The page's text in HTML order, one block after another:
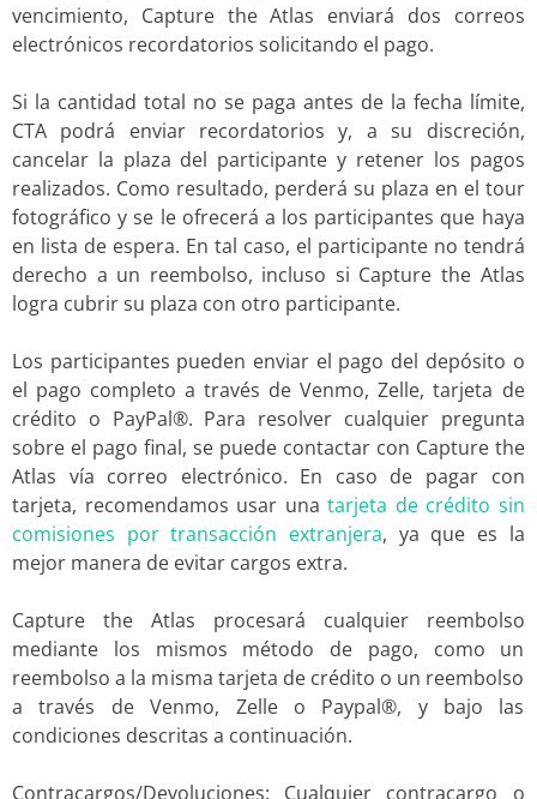
vencimiento, Capture the Atlas enviará dos correos
electrónicos recordatorios solicitando el pago.
Si la cantidad total no se paga antes de la fecha límite,
CTA podrá enviar recordatorios y, a su discreción,
cancelar la plaza del participante y retener los pagos
realizados. Como resultado, perderá su plaza en el tour
fotográfico y se le ofrecerá a los participantes que haya
en lista de espera. En tal caso, el participante no tendrá
derecho a un reembolso, incluso si Capture the Atlas
logra cubrir su plaza con otro participante.
Los participantes pueden enviar el pago del depósito o
el pago completo a través de Venmo, Zelle, tarjeta de
crédito o PayPal®. Para resolver cualquier pregunta
sobre el pago final, se puede contactar con Capture the
Atlas vía correo electrónico. En caso de pagar con
tarjeta, recomendamos usar una tarjeta de crédito sin
comisiones por transacción extranjera, ya que es la
mejor manera de evitar cargos extra.
Capture the Atlas procesará cualquier reembolso
mediante los mismos método de pago, como un
reembolso a la misma tarjeta de crédito o un reembolso
a través de Venmo, Zelle o Paypal®, y bajo las
condiciones descritas a continuación.
Contracargos/Devoluciones: Cualquier contracargo o